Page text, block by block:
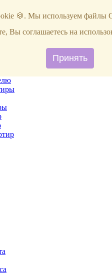
🍪. Мы используем файлы
Вы соглашаетесь на
Принять